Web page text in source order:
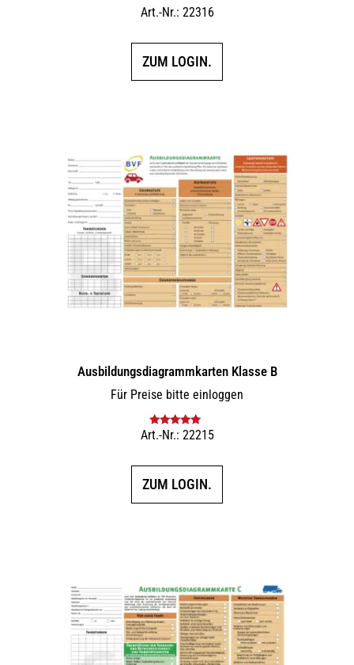
Art.-Nr.: 22316
ZUM LOGIN.
Ausbildungs­dia­gramm­karten Klasse B
Für Preise bitte einloggen
Bewertet mit
Art.-Nr.: 22215
ZUM LOGIN.